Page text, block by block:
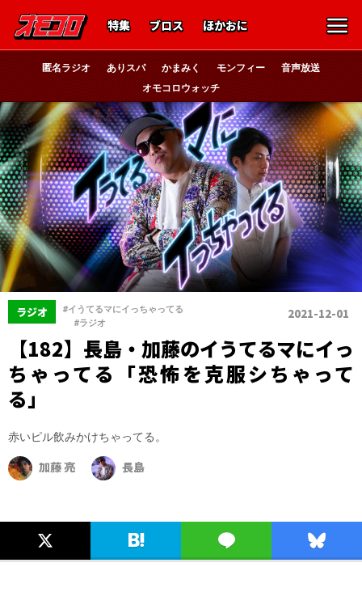
特集 ブロス ほかおに
匿名ラジオ ありスパ かまみく モンフィー
音声放送
オモコロウォッチ
ラジオ #イうてるマにイっちゃってる
#ラジオ
2021-12-01
【182】長島・加藤のイうてるマにイっ
ちゃってる「恐怖を克服シちゃって
る」
赤いピル飲みかけちゃってる。
加藤 亮
長島